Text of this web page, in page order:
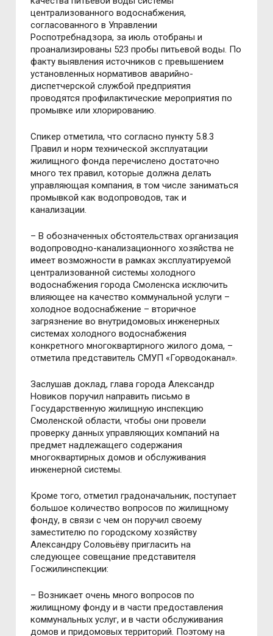
централизованного водоснабжения,
согласованного в Управлении
Роспотребнадзора, за июль отобраны и
проанализированы 523 пробы питьевой воды. По
факту выявления источников с превышением
установленных нормативов аварийно-
диспетчерской службой предприятия
проводятся профилактические мероприятия по
промывке или хлорированию.
Спикер отметила, что согласно пункту 5.8.3
Правил и норм технической эксплуатации
жилищного фонда перечислено достаточно
много тех правил, которые должна делать
управляющая компания, в том числе заниматься
промывкой как водопроводов, так и
канализации.
– В обозначенных обстоятельствах организация
водопроводно-канализационного хозяйства не
имеет возможности в рамках эксплуатируемой
централизованной системы холодного
водоснабжения города Смоленска исключить
влияющее на качество коммунальной услуги –
холодное водоснабжение – вторичное
загрязнение во внутридомовых инженерных
системах холодного водоснабжения
конкретного многоквартирного жилого дома, –
отметила представитель СМУП «Горводоканал».
Заслушав доклад, глава города Александр
Новиков поручил направить письмо в
Государственную жилищную инспекцию
Смоленской области, чтобы они провели
проверку данных управляющих компаний на
предмет надлежащего содержания
многоквартирных домов и обслуживания
инженерной системы.
Кроме того, отметил градоначальник, поступает
большое количество вопросов по жилищному
фонду, в связи с чем он поручил своему
заместителю по городскому хозяйству
Александру Соловьёву пригласить на
следующее совещание представителя
Госжилинспекции:
– Возникает очень много вопросов по
жилищному фонду и в части предоставления
коммунальных услуг, и в части обслуживания
домов и придомовых территорий. Поэтому на